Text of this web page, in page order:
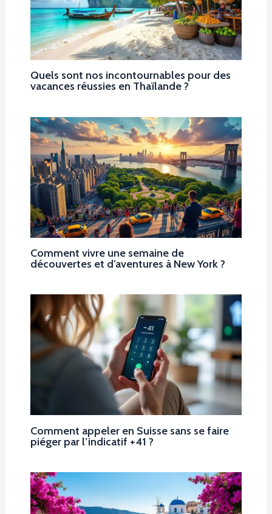
Quels sont nos incontournables pour des
vacances réussies en Thaïlande ?
Comment vivre une semaine de
découvertes et d’aventures à New York ?
Comment appeler en Suisse sans se faire
piéger par l’indicatif +41 ?